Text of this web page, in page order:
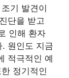
기 발견이
단을 받고
인해 환자
원인도 지금
적극적인 예
정기적인